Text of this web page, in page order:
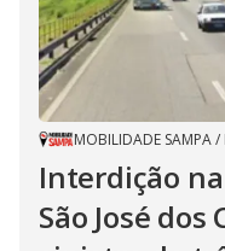
MOBILIDADE SAMPA/
Interdição
São José dos